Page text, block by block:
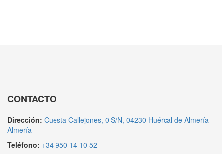
CONTACTO
Dirección: Cuesta Callejones, 0 S/N, 04230 Huércal de Almería -
Almería
Teléfono: +34 950 14 10 52